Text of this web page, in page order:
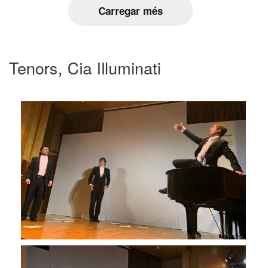
Carregar més
Tenors, Cia Illuminati